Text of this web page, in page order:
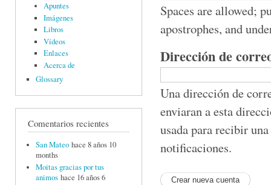
Apuntes
Imágenes
Libros
Vídeos
Enlaces
Acerca de
Glossary
Comentarios recientes
San Mateo hace 8 años 10
months
Moitas gracias por tus
animos hace 16 años 6
Spaces are allowed;
apostrophes, and
Dirección de
Una dirección de
enviaran a esta
usada para recibir
notificaciones.